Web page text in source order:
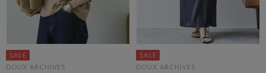
DOUX ARCHIVES DOUX ARCHIVES